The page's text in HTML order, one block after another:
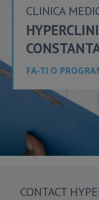
CLINICA
FA-TI O
CONTACT